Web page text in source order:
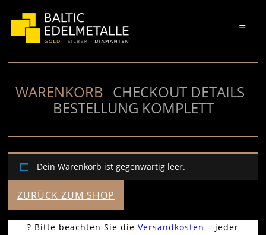
=
WARENKORB CHECKOUT DETAILS
BESTELLUNG KOMPLETT
Dein Warenkorb ist gegenwärtig leer.
ZURÜCK ZUM SHOP
? Bitte beachten Sie die Versandkosten – jeder